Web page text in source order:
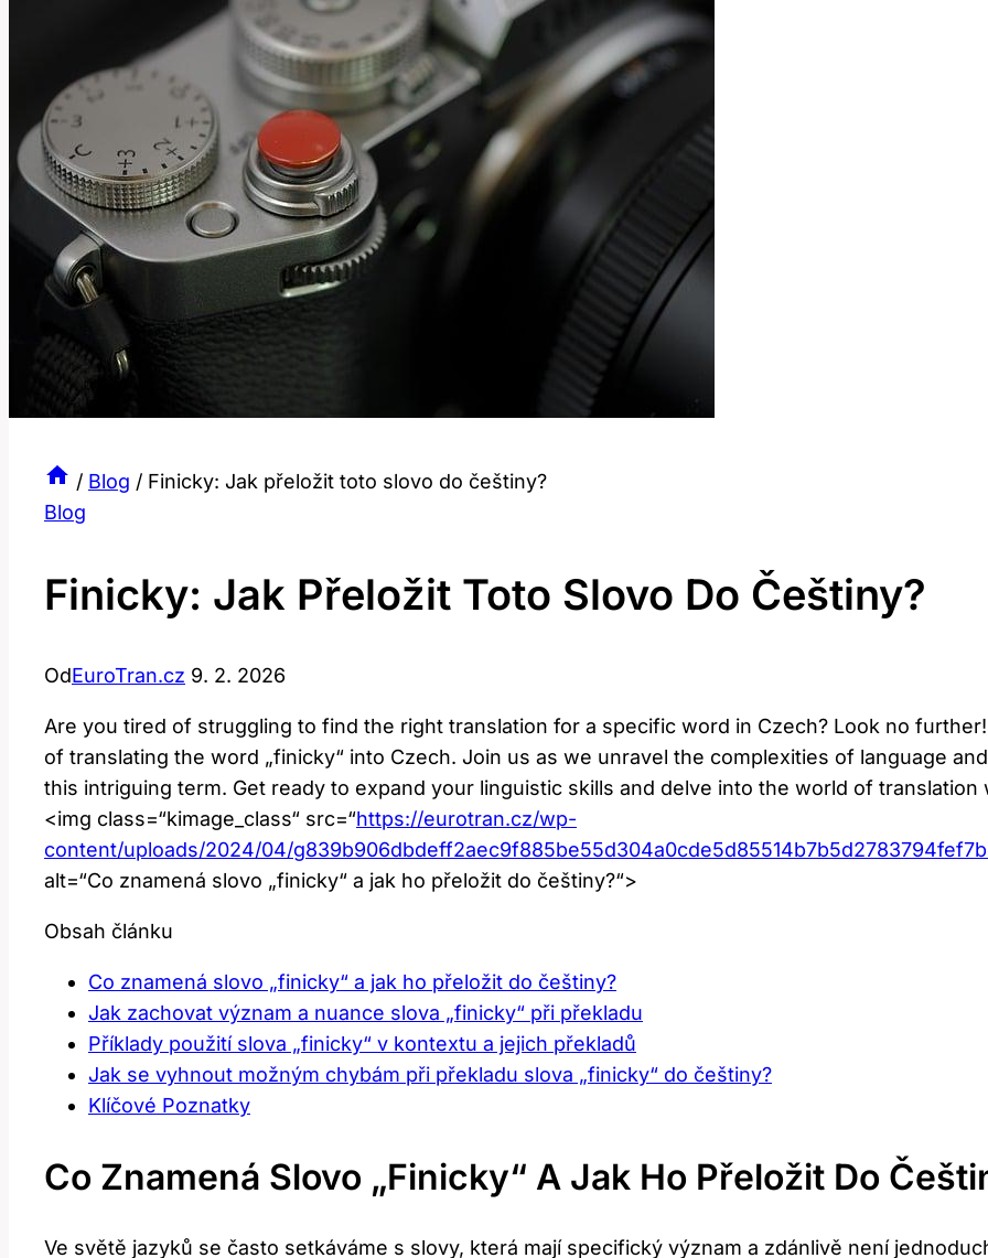
/ Blog / Finicky: Jak přeložit toto slovo do češtiny?
Blog
Finicky: Jak Přeložit Toto Slovo Do Češtiny?
OdEuroTran.cz 9. 2. 2026
Are you tired of struggling to find the right translation for a specific word in Czech? Look no
of translating the word „finicky“ into Czech. Join us as we unravel the complexities of language
this intriguing term. Get ready to expand your linguistic skills and delve into the world of translation
<img class=“kimage_class“ src=“https://eurotran.cz/wp-
content/uploads/2024/04/
alt=“Co znamená slovo „finicky“ a jak ho přeložit do češtiny?“>
Obsah článku
Co znamená slovo „finicky“ a jak ho přeložit do češtiny?
Jak zachovat význam a nuance slova „finicky“ při překladu
Příklady použití slova „finicky“ v kontextu a jejich překladů
Jak se vyhnout možným chybám při překladu slova „finicky“ do češtiny?
Klíčové Poznatky
Co Znamená Slovo „finicky“ A Jak Ho Přeložit Do
Ve světě jazyků se často setkáváme s slovy, která mají specifický význam a zdánlivě není